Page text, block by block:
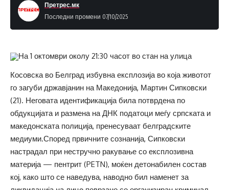
Последни промени 07/10/2025
Претрес.мк
На 1 октомври околу 21:30 часот во стан на улица
Косовска во Белград избувна експлозија во која животот
го загуби државјанин на Македонија, Мартин Сипковски
(21). Неговата идентификација била потврдена по
обдукцијата и размена на ДНК податоци меѓу српската и
македонската полиција, пренесуваат белградските
медиуми.Според првичните сознанија, Сипковски
настрадал при нестручно ракување со експлозивна
материја — пентрит (PETN), моќен детонабилен состав
кој, како што се наведува, наводно бил наменет за